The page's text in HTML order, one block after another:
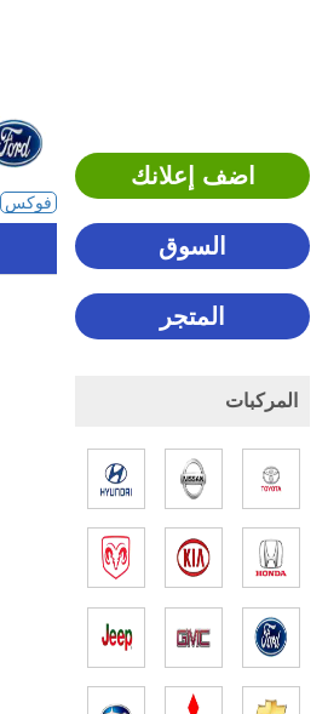
اضف إعلانك
السوق
المتجر
المركبات
فوكس